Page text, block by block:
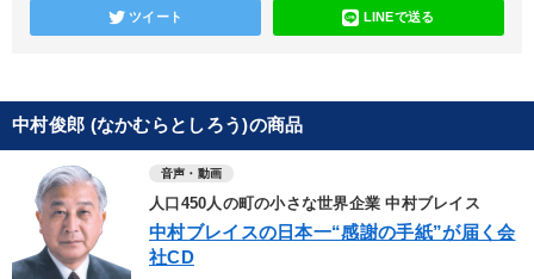
ツイート LINEで送る
中村俊郎 (なかむらとしろう)の商品
音声・動画
人口450人の町の小さな世界企業 中村ブレイス
中村ブレイスの日本一“感謝の手紙”が届く会
社CD